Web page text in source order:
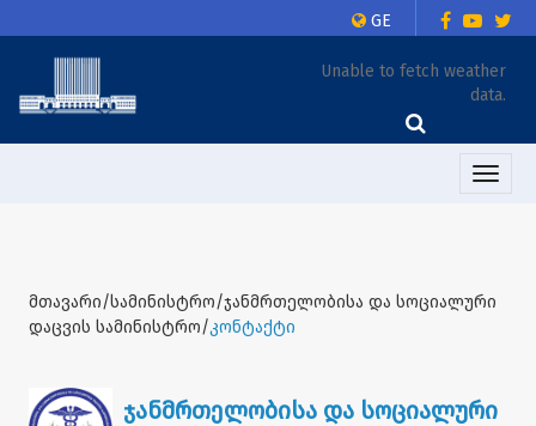
GE
Unable to fetch weather
data.
Toggle
მთავარი/სამინისტრო/ჯანმრთელობისა და სოციალური
დაცვის სამინისტრო/კონტაქტი
ჯანმრთელობისა და სოციალური